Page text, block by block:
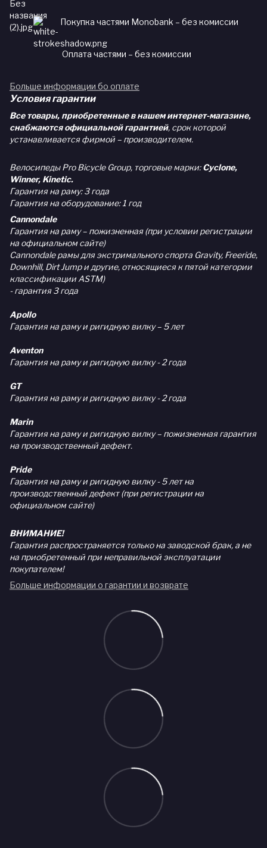
Покупка частями Monobank – без комиссии
Оплата частями – без комиссии
Больше информации бо оплате
Условия гарантии
Все товары, приобретенные в нашем интернет-магазине,
снабжаются официальной гарантией, срок которой
устанавливается фирмой – производителем.
Велосипеды Pro Bicycle Group, торговые марки:Cyclone,
Winner, Kinetic.
Гарантия на раму: 3 года
Гарантия на оборудование: 1 год
Cannondale
Гарантия на раму – пожизненная (при условии регистрации
на официальном сайте)
Cannondale рамы для экстримального спорта Gravity, Freeride,
Downhill, Dirt Jump и другие, относящиеся к пятой категории
классификации ASTM)
- гарантия 3 года
Apollo
Гарантия на раму и ригидную вилку – 5 лет
Aventon
Гарантия на раму и ригидную вилку - 2 года
GT
Гарантия на раму и ригидную вилку - 2 года
Marin
Гарантия на раму и ригидную вилку – пожизненная гарантия
на производственный дефект.
Pride
Гарантия на раму и ригидную вилку - 5 лет на
производственный дефект (при регистрации на
официальном сайте)
ВНИМАНИЕ!
Гарантия распространяется только на заводской брак, а не
на приобретенный при неправильной эксплуатации
покупателем!
Больше информации о гарантии и возврате